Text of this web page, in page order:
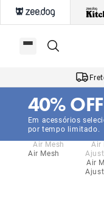
Em acessórios
por tempo limitado.
40% OFF
Peitorais
Início|Cachorros|
Air Mesh
Air